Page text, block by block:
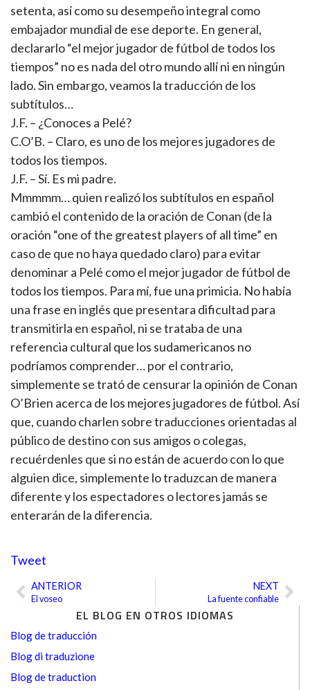
EL BLOG EN OTROS IDIOMAS
Blog de traducción
Blog di traduzione
Blog de traduction
setenta, así como su desempeño integral como
embajador mundial de ese deporte. En general,
declararlo “el mejor jugador de fútbol de todos los
tiempos” no es nada del otro mundo allí ni en ningún
lado. Sin embargo, veamos la traducción de los
subtítulos…
J.F. – ¿Conoces a Pelé?
C.O’B. – Claro, es uno de los mejores jugadores de
todos los tiempos.
J.F. – Sí. Es mi padre.
Mmmmm… quien realizó los subtítulos en español
cambió el contenido de la oración de Conan (de la
oración “one of the greatest players of all time” en
caso de que no haya quedado claro) para evitar
denominar a Pelé como el mejor jugador de fútbol de
todos los tiempos. Para mí, fue una primicia. No había
una frase en inglés que presentara dificultad para
transmitirla en español, ni se trataba de una
referencia cultural que los sudamericanos no
podríamos comprender… por el contrario,
simplemente se trató de censurar la opinión de Conan
O’Brien acerca de los mejores jugadores de fútbol. Así
que, cuando charlen sobre traducciones orientadas al
público de destino con sus amigos o colegas,
recuérdenles que si no están de acuerdo con lo que
alguien dice, simplemente lo traduzcan de manera
diferente y los espectadores o lectores jamás se
enterarán de la diferencia.
Tweet
AntANTERIOR
El voseo
NEXT
La fuente confiable